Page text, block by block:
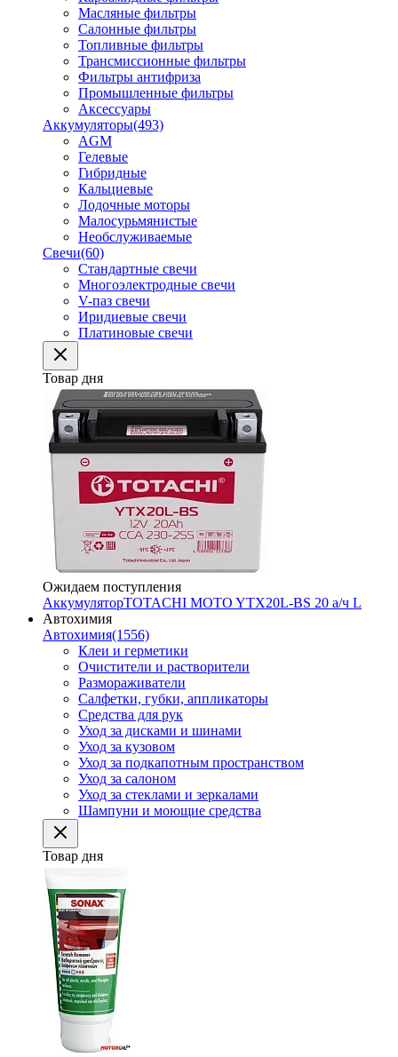
Масляные фильтры
Салонные фильтры
Топливные фильтры
Трансмиссионные фильтры
Фильтры антифриза
Промышленные фильтры
Аксессуары
Аккумуляторы(493)
AGM
Гелевые
Гибридные
Кальциевые
Лодочные моторы
Малосурьмянистые
Необслуживаемые
Свечи(60)
Стандартные свечи
Многоэлектродные свечи
V-паз свечи
Иридиевые свечи
Платиновые свечи
Товар дня
Ожидаем поступления
АккумуляторTOTACHI MOTO YTX20L-BS 20 а/ч L
Автохимия
Автохимия(1556)
Клеи и герметики
Очистители и растворители
Размораживатели
Салфетки, губки, аппликаторы
Средства для рук
Уход за дисками и шинами
Уход за кузовом
Уход за подкапотным пространством
Уход за салоном
Уход за стеклами и зеркалами
Шампуни и моющие средства
Товар дня